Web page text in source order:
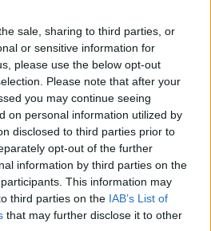
sale, sharing to third parties, or
or sensitive information for
please use the below opt-out
Please note that after your
you may continue seeing
on personal information utilized by
disclosed to third parties prior to
opt-out of the further
information by third parties on the
This information may
third parties on the IAB’s List of
that may further disclose it to other
att läsa detta innehåll.
nedan: